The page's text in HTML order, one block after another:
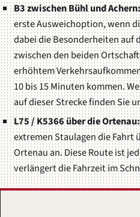
B3 zwischen Bühl und Achern:
erste Ausweichoption, wenn
dabei die Besonderheiten auf
zwischen den beiden
erhöhtem
10 bis 15 Minuten kommen.
auf dieser Strecke finden Sie
L75 / K5366 über die Ortenau:
extremen Staulagen die Fahrt
Ortenau an. Diese Route ist
verlängert die Fahrzeit im